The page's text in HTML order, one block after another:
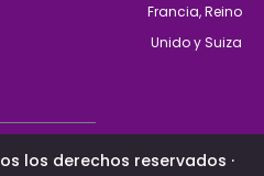
Francia, Reino
Unido y Suiza
los derechos reservados ·